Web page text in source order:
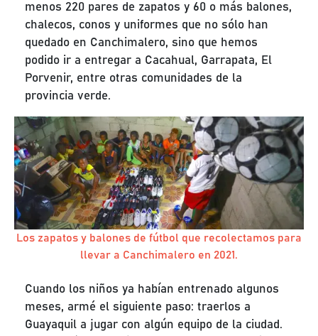
menos 220 pares de zapatos y 60 o más balones,
chalecos, conos y uniformes que no sólo han
quedado en Canchimalero, sino que hemos
podido ir a entregar a Cacahual, Garrapata, El
Porvenir, entre otras comunidades de la
provincia verde.
Los zapatos y balones de fútbol que recolectamos para
llevar a Canchimalero en 2021.
Cuando los niños ya habían entrenado algunos
meses, armé el siguiente paso: traerlos a
Guayaquil a jugar con algún equipo de la ciudad.